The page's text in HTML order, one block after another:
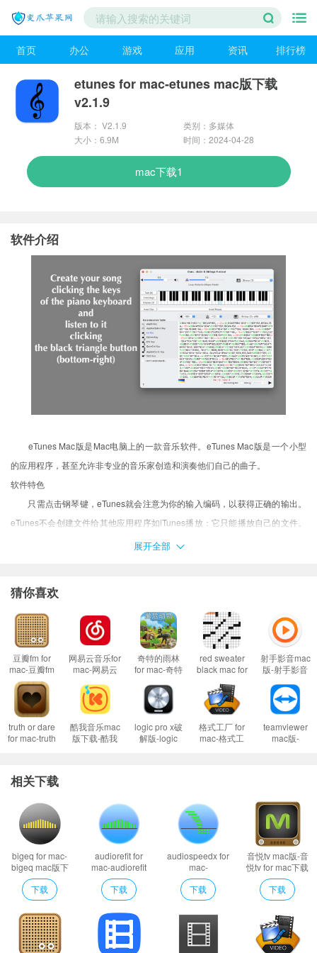
首页 办公 游戏 应用 资讯 排行榜
etunes for mac-etunes mac版下载
v2.1.9
版本： V2.1.9
类别：多媒体
大小：6.9M
时间：2024-04-28
mac下载1
软件介绍
eTunes Mac版是Mac电脑上的一款音乐软件。eTunes Mac版是一个小型
的应用程序，甚至允许非专业的音乐家创造和演奏他们自己的曲子。
软件特色
只需点击钢琴键，eTunes就会注意为你的输入编码，以获得正确的输出。
eTunes不会创建文件给其他应用程序如iTunes播放：它只能播放自己的文件。
为了创建音频文件，用户必须利用其他应用程序（如GarageBand）的优势：支
展开全部
猜你喜欢
豆瓣fm for
mac-豆瓣fm
mac版下载
v1.0官方版
网易云音乐for
mac-网易云
载
v2.3.11.900
奇特的雨林
for mac-奇特
下载 v2.1
red sweater
black mac for
sweater
black mac版
预约下载
v1.6.1
射手影音mac
版-射手影音
v4.9.4 beta.0
官方版
truth or dare
for mac-truth
酷我音乐mac
版下载-酷我
logic pro x破
解版-logic
格式工厂 for
mac-格式工
teamviewer
mac版-
相关下载
bigeq for mac-
bigeq mac版下
载 v1.2
下载
audiorefit for
mac-audiorefit
mac版下载 v1.2
下载
audiospeedx for
mac-
audiospeedx
mac版下载 v1.1
下载
音悦tv mac版-音
悦tv for mac下载
v1.0
下载